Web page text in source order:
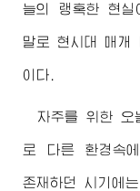
늘의 랭혹한 현실
말로 현시대 매개
이다.
자주를 위한 오
로 다른 환경속에
존재하던 시기에